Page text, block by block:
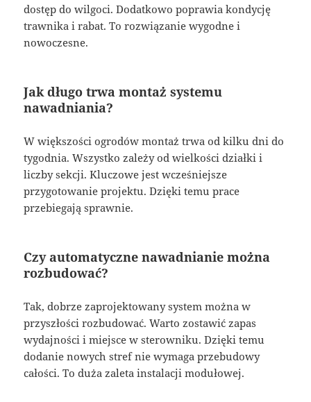
dostęp do wilgoci. Dodatkowo poprawia kondycję
trawnika i rabat. To rozwiązanie wygodne i
nowoczesne.
Jak długo trwa montaż systemu
nawadniania?
W większości ogrodów montaż trwa od kilku dni do
tygodnia. Wszystko zależy od wielkości działki i
liczby sekcji. Kluczowe jest wcześniejsze
przygotowanie projektu. Dzięki temu prace
przebiegają sprawnie.
Czy automatyczne nawadnianie można
rozbudować?
Tak, dobrze zaprojektowany system można w
przyszłości rozbudować. Warto zostawić zapas
wydajności i miejsce w sterowniku. Dzięki temu
dodanie nowych stref nie wymaga przebudowy
całości. To duża zaleta instalacji modułowej.